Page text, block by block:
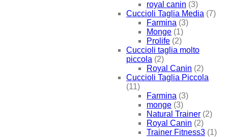
royal canin (3)
Cuccioli Taglia Media (7)
Farmina (3)
Monge (1)
Prolife (2)
Cuccioli taglia molto
piccola (2)
Royal Canin (2)
Cuccioli Taglia Piccola
(11)
Farmina (3)
monge (3)
Natural Trainer (2)
Royal Canin (2)
Trainer Fitness3 (1)